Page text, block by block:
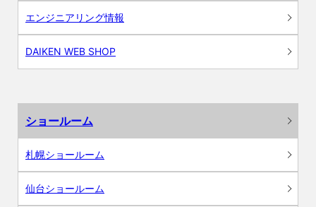
エンジニアリング情報
DAIKEN WEB SHOP
ショールーム
札幌ショールーム
仙台ショールーム